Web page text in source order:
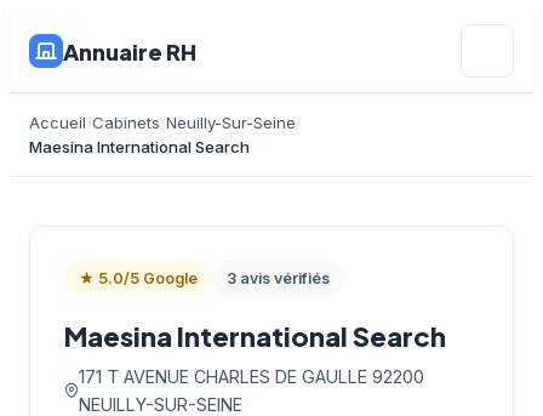
Annuaire RH
Accueil Cabinets Neuilly-Sur-Seine
Maesina International Search
★ 5.0/5 Google 3 avis vérifiés
Maesina International Search
171 T AVENUE CHARLES DE GAULLE 92200
NEUILLY-SUR-SEINE